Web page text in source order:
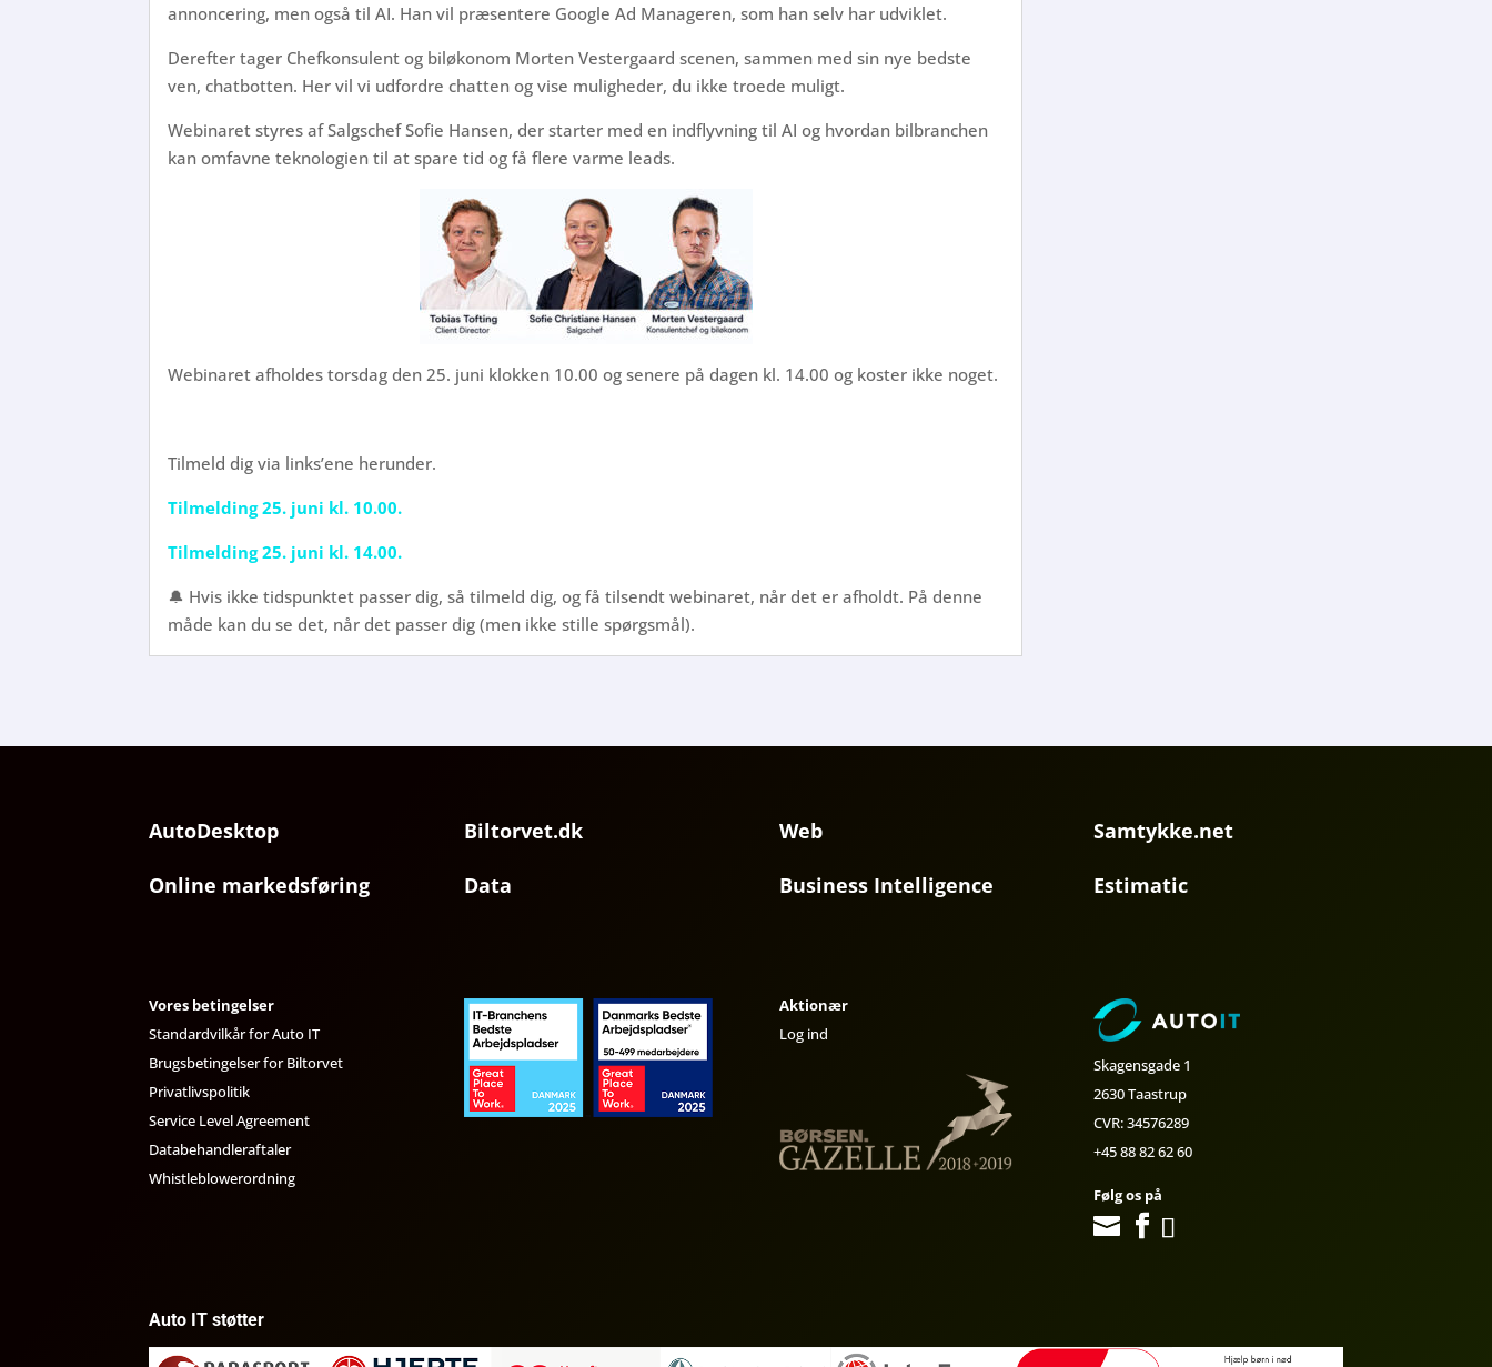
annoncering, men også til AI. Han vil præsentere Google Ad Manageren, som han selv har udviklet.
Derefter tager Chefkonsulent og biløkonom Morten Vestergaard scenen, sammen med sin nye bedste
ven, chatbotten. Her vil vi udfordre chatten og vise muligheder, du ikke troede muligt.
Webinaret styres af Salgschef Sofie Hansen, der starter med en indflyvning til AI og hvordan bilbranchen
kan omfavne teknologien til at spare tid og få flere varme leads.
Webinaret afholdes torsdag den 25. juni klokken 10.00 og senere på dagen kl. 14.00 og koster ikke noget.
Tilmeld dig via links’ene herunder.
Tilmelding 25. juni kl. 10.00.
Tilmelding 25. juni kl. 14.00.
🔔 Hvis ikke tidspunktet passer dig, så tilmeld dig, og få tilsendt webinaret, når det er afholdt. På denne
måde kan du se det, når det passer dig (men ikke stille spørgsmål).
AutoDesktop Biltorvet.dk Web Samtykke.net
Online markedsføring Data Business Intelligence Estimatic
Vores betingelser
Standardvilkår for Auto IT
Brugsbetingelser for Biltorvet
Privatlivspolitik
Service Level Agreement
Databehandleraftaler
Whistleblowerordning
Aktionær
Log ind
Skagensgade 1
2630 Taastrup
CVR: 34576289
+45 88 82 62 60
Følg os på
Auto IT støtter